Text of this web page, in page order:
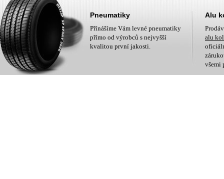
Pneumatiky
Přínášíme Vám levné pneumatiky
přímo od výrobců s nejvyšší
kvalitou první jakosti.
Alu
alu
všemi